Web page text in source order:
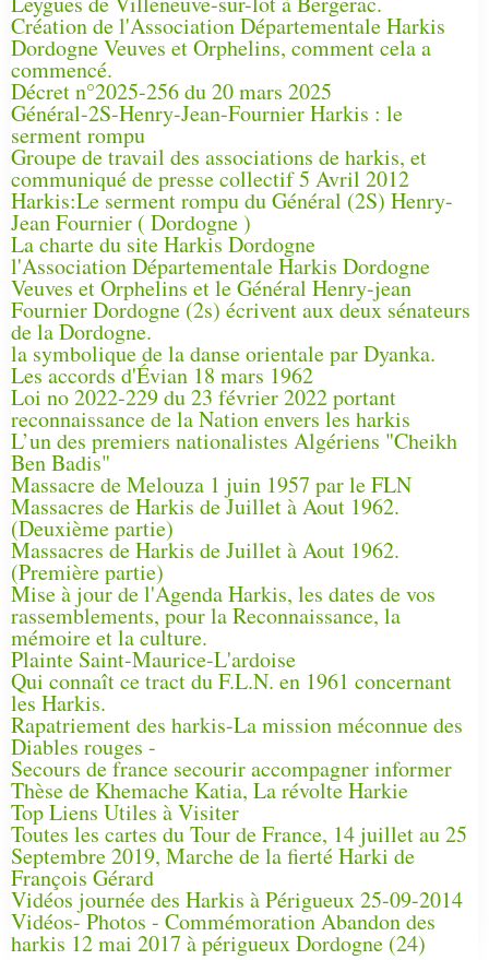
Création de l'Association Départementale Harkis
Dordogne Veuves et Orphelins, comment cela a
commencé.
Décret n°2025-256 du 20 mars 2025
Général-2S-Henry-Jean-Fournier Harkis : le
serment rompu
Groupe de travail des associations de harkis, et
communiqué de presse collectif 5 Avril 2012
Harkis:Le serment rompu du Général (2S) Henry-
Jean Fournier ( Dordogne )
La charte du site Harkis Dordogne
l'Association Départementale Harkis Dordogne
Veuves et Orphelins et le Général Henry-jean
Fournier Dordogne (2s) écrivent aux deux sénateurs
de la Dordogne.
la symbolique de la danse orientale par Dyanka.
Les accords d'Évian 18 mars 1962
Loi no 2022-229 du 23 février 2022 portant
reconnaissance de la Nation envers les harkis
L’un des premiers nationalistes Algériens "Cheikh
Ben Badis"
Massacre de Melouza 1 juin 1957 par le FLN
Massacres de Harkis de Juillet à Aout 1962.
(Deuxième partie)
Massacres de Harkis de Juillet à Aout 1962.
(Première partie)
Mise à jour de l'Agenda Harkis, les dates de vos
rassemblements, pour la Reconnaissance, la
mémoire et la culture.
Plainte Saint-Maurice-L'ardoise
Qui connaît ce tract du F.L.N. en 1961 concernant
les Harkis.
Rapatriement des harkis-La mission méconnue des
Diables rouges -
Secours de france secourir accompagner informer
Thèse de Khemache Katia, La révolte Harkie
Top Liens Utiles à Visiter
Toutes les cartes du Tour de France, 14 juillet au 25
Septembre 2019, Marche de la fierté Harki de
François Gérard
Vidéos journée des Harkis à Périgueux 25-09-2014
Vidéos- Photos - Commémoration Abandon des
harkis 12 mai 2017 à périgueux Dordogne (24)